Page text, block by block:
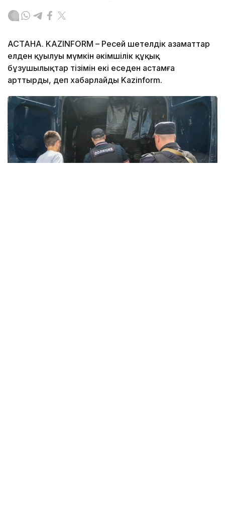
АСТАНА. KAZINFORM – Ресей шетелдік азаматтар
елден қуылуы мүмкін әкімшілік құқық
бұзушылықтар тізімін екі еседен астамға
арттырды, деп хабарлайды Kazinform.